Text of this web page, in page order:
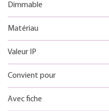
Dimmable
Matériau
Valeur IP
Convient pour
Avec fiche